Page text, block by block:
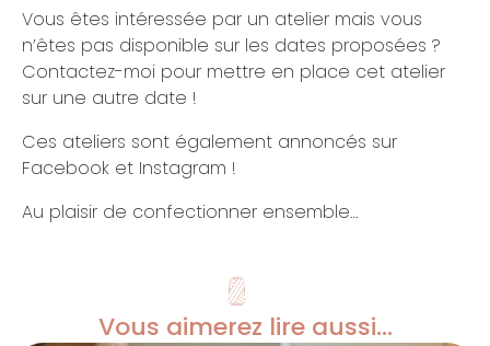
Vous êtes intéressée par un atelier mais vous
n’êtes pas disponible sur les dates proposées ?
Contactez-moi pour mettre en place cet atelier
sur une autre date !
Ces ateliers sont également annoncés sur
Facebook et Instagram !
Au plaisir de confectionner ensemble…
Vous aimerez lire aussi...